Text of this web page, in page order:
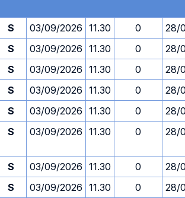
S 03/09/2026 11.30 0
28/
S 03/09/2026 11.30 0
28/
S 03/09/2026 11.30 0
28/
S 03/09/2026 11.30 0
28/
S 03/09/2026 11.30 0
28/
S 03/09/2026 11.30 0 28/
S 03/09/2026 11.30 0
28/
S 03/09/2026 11.30 0
28/